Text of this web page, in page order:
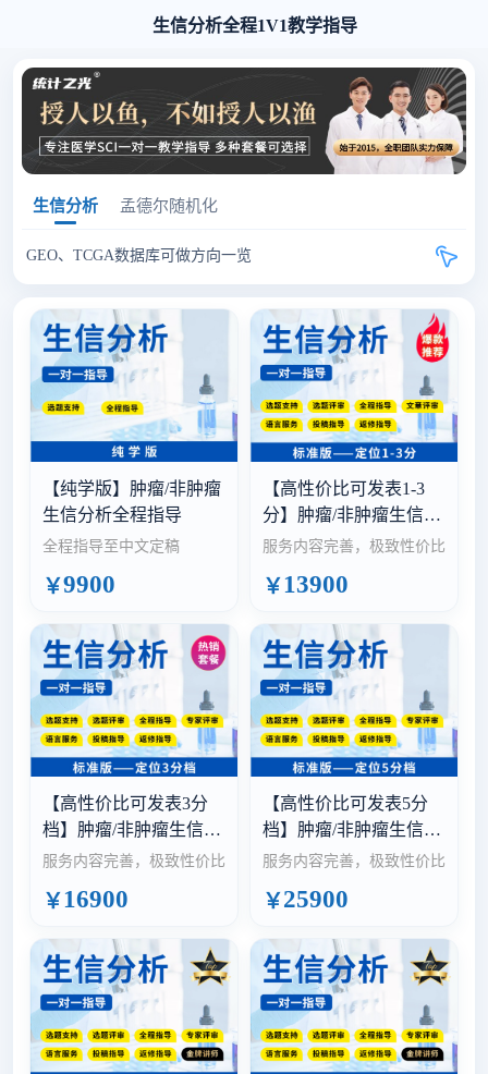
生信分析全程1V1教学指导
生信分析 孟德尔随机化
GEO、TCGA数据库可做方向一览 
【纯学版】肿瘤/非肿瘤
生信分析全程指导
全程指导至中文定稿
￥9900
【高性价比可发表1-3
分】肿瘤/非肿瘤生信教
学指导
服务内容完善，极致性价比
￥13900
【高性价比可发表3分
档】肿瘤/非肿瘤生信教
学指导
服务内容完善，极致性价比
￥16900
【高性价比可发表5分
档】肿瘤/非肿瘤生信教
学指导
服务内容完善，极致性价比
￥25900